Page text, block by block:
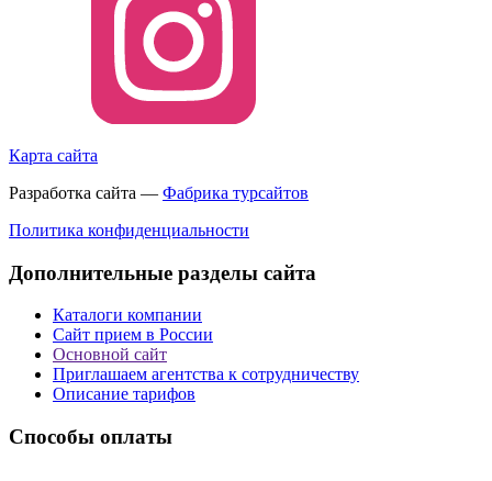
Карта сайта
Разработка сайта — Фабрика турсайтов
Политика конфиденциальности
Дополнительные разделы сайта
Каталоги компании
Сайт прием в России
Основной сайт
Приглашаем агентства к сотрудничеству
Описание тарифов
Способы оплаты